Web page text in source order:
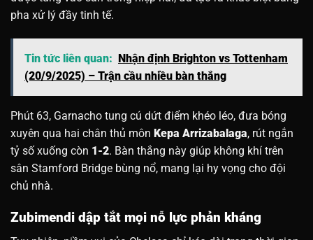
pha xử lý đầy tinh tế.
Tin tức liên quan:
Nhận định Brighton vs Tottenham
(20/9/2025) – Trận cầu nhiều bàn thắng
Phút 63, Garnacho tung cú dứt điểm khéo léo, đưa bóng
xuyên qua hai chân thủ môn Kepa Arrizabalaga, rút ngắn
tỷ số xuống còn 1-2. Bàn thắng này giúp không khí trên
sân Stamford Bridge bùng nổ, mang lại hy vọng cho đội
chủ nhà.
Zubimendi dập tắt mọi nỗ lực phản kháng